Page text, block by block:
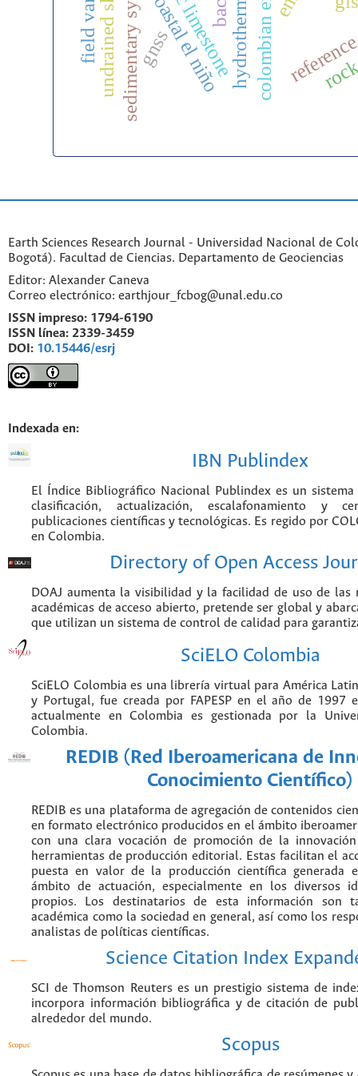
sedimentary systemcoastal el niño
gnss
Earth Sciences Research Journal - Universidad Nacional de
Bogotá). Facultad de Ciencias. Departamento de Geociencias
Editor: Alexander Caneva
Correo electrónico: earthjour_fcbog@unal.edu.co
ISSN impreso: 1794-6190
ISSN línea: 2339-3459
DOI: 10.15446/esrj
Indexada en:
IBN Publindex
El Índice Bibliográfico Nacional Publindex es un
clasificación, actualización, escalafonamiento y
publicaciones científicas y tecnológicas. Es regido por
en Colombia.
Directory of Open Access
DOAJ aumenta la visibilidad y la facilidad de uso de las
académicas de acceso abierto, pretende ser global y
que utilizan un sistema de control de calidad para
SciELO Colombia
SciELO Colombia es una librería virtual para América
y Portugal, fue creada por FAPESP en el año de 1997
actualmente en Colombia es gestionada por la
Colombia.
REDIB (Red Iberoamericana de
Conocimiento Científico)
REDIB es una plataforma de agregación de contenidos
en formato electrónico producidos en el ámbito
con una clara vocación de promoción de la
herramientas de producción editorial. Estas facilitan el
puesta en valor de la producción científica generada
ámbito de actuación, especialmente en los diversos
propios. Los destinatarios de esta información son
académica como la sociedad en general, así como los
analistas de políticas científicas.
Science Citation Index
SCI de Thomson Reuters es un prestigio sistema de
incorpora información bibliográfica y de citación de
alrededor del mundo.
Scopus